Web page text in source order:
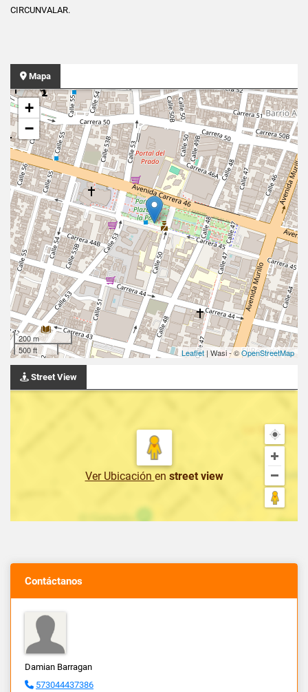
CIRCUNVALAR.
Mapa
+
−
200 m
500 ft
Leaflet | Wasi - ©OpenStreetMap
Street View
Ver Ubicación en street view
Contáctanos
Damian Barragan
573044437386